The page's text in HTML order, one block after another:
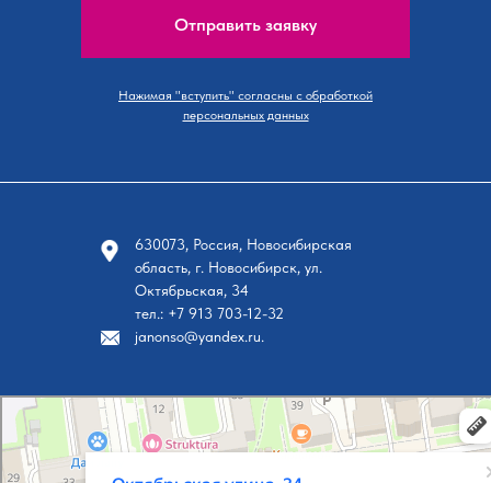
Отправить заявку
Нажимая "вступить" согласны с обработкой
персональных данных
Новосибирск
Октябрьская улица, 34 на карте Новосибирска, ближайшее метро Площадь Ленина —
janonso@yandex.ru.
630073, Россия, Новосибирская
область, г. Новосибирск, ул.
Октябрьская, 34
тел.: +7 913 703-12-32